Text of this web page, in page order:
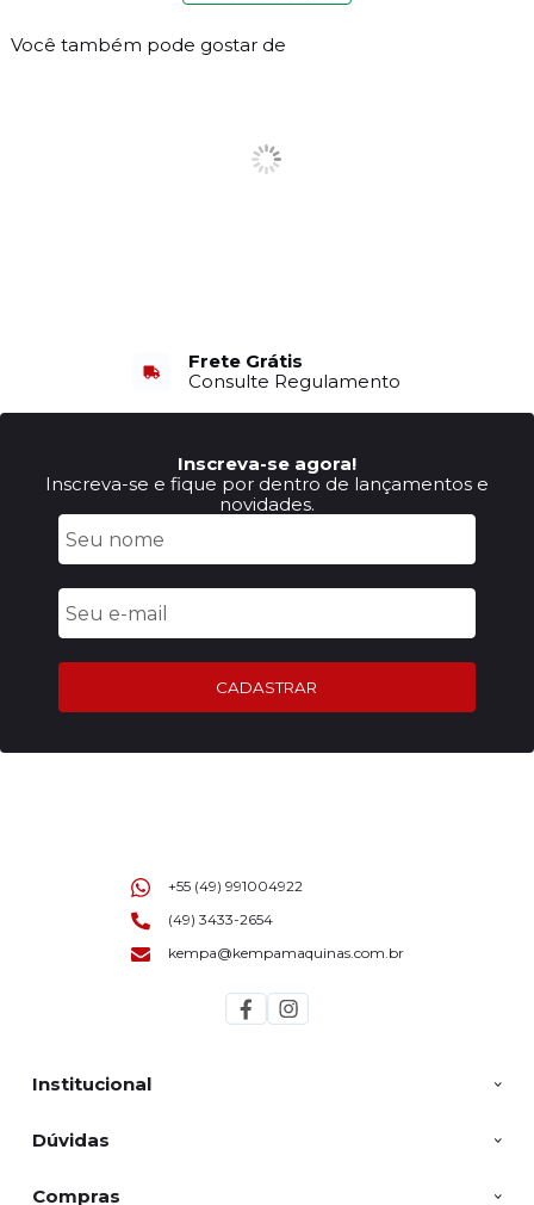
Você também pode gostar de
Frete Grátis
Consulte Regulamento
Inscreva-se agora!
Inscreva-se e fique por dentro de lançamentos e
novidades.
CADASTRAR
Institucional
Dúvidas
Compras
+55 (49) 991004922
(49) 3433-2654
kempa@kempamaquinas.com.br